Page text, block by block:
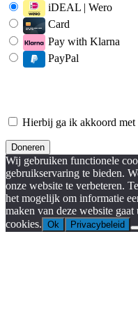
iDEAL | Wero
Card
Pay with Klarna
PayPal
Hierbij ga ik akkoord met
Wij gebruiken functionele
gebruikservaring te bieden.
onze website te verbeteren.
het mogelijk om informatie
maken van deze website
cookies. Ok Privacybeleid